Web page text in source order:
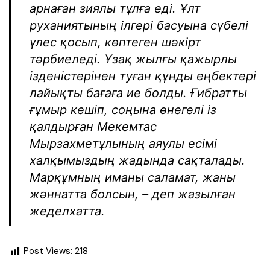
арнаған зиялы тұлға еді. Ұлт
руханиятының ілгері басуына сүбелі
үлес қосып, көптеген шәкірт
тәрбиеледі. Ұзақ жылғы қажырлы
ізденістерінен туған құнды еңбектері
лайықты бағаға ие болды. Ғибратты
ғұмыр кешіп, соңына өнегелі із
қалдырған Мекемтас
Мырзахметұлының аяулы есімі
халқымыздың жадында сақталады.
Марқұмның иманы саламат, жаны
жәннатта болсын, – деп жазылған
жеделхатта.
Post Views: 218